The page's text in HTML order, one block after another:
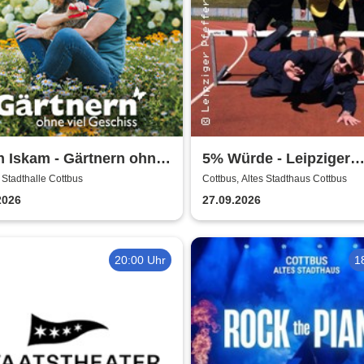
Iskam - Gärtnern ohne
Cottbus
5% Würde - Leipziger
Pfeffermühle
Cottbus, Altes Stadthaus Cottbus
27.09.2026
20:00 Uhr